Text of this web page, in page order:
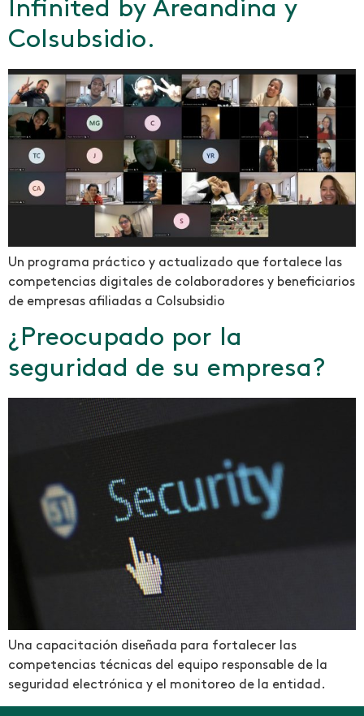
Infinited by Areandina y
Colsubsidio.
Un programa práctico y actualizado que fortalece las
competencias digitales de colaboradores y beneficiarios
de empresas afiliadas a Colsubsidio
¿Preocupado por la
seguridad de su empresa?
Una capacitación diseñada para fortalecer las
competencias técnicas del equipo responsable de la
seguridad electrónica y el monitoreo de la entidad.